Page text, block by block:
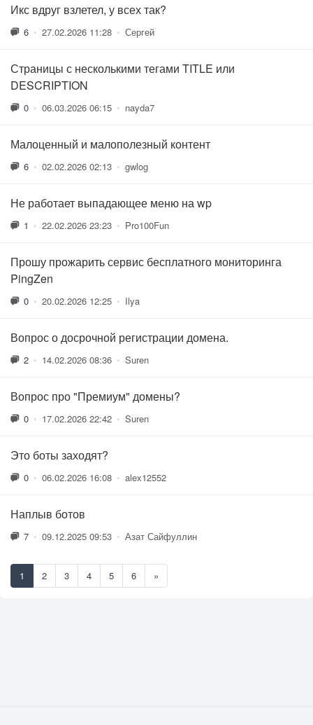
Икс вдруг взлетел, у всех так?
6 • 27.02.2026 11:28 • Сергей
Страницы с несколькими тегами TITLE или
DESCRIPTION
0 • 06.03.2026 06:15 • nayda7
Малоценный и малополезный контент
6 • 02.02.2026 02:13 • gwlog
Не работает выпадающее меню на wp
1 • 22.02.2026 23:23 • Pro100Fun
Прошу прожарить сервис бесплатного мониторинга
PingZen
0 • 20.02.2026 12:25 • Ilya
Вопрос о досрочной регистрации домена.
2 • 14.02.2026 08:36 • Suren
Вопрос про "Премиум" домены?
0 • 17.02.2026 22:42 • Suren
Это боты заходят?
0 • 06.02.2026 16:08 • alex12552
Наплыв ботов
7 • 09.12.2025 09:53 • Азат Сайфуллин
1 2 3 4 5 6 »